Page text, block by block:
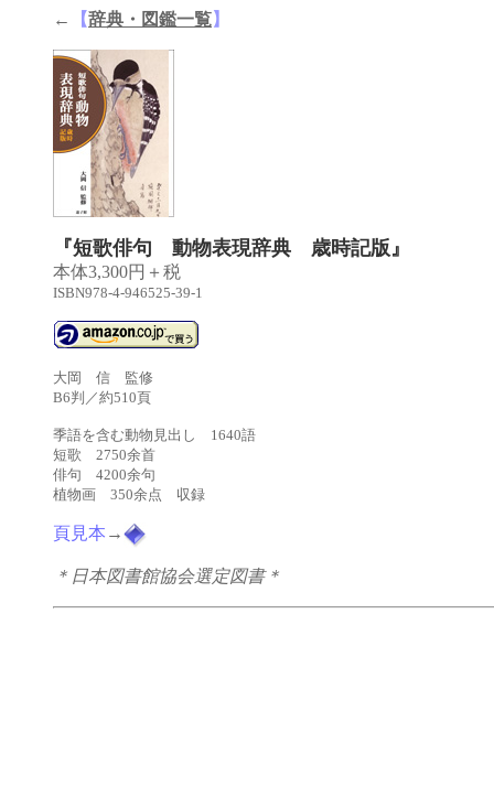
← 【辞典・図鑑一覧】
『短歌俳句 動物表現辞典 歳時記版』
本体3,300円＋税
ISBN978-4-946525-39-1
大岡 信 監修
B6判／約510頁
季語を含む動物見出し 1640語
短歌 2750余首
俳句 4200余句
植物画 350余点 収録
頁見本 →
＊日本図書館協会選定図書＊